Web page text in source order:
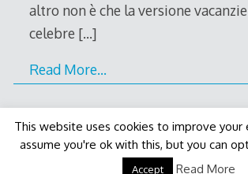
altro non è che la versione
celebre […]
Read More…
Decode Themeby Macho
This website uses cookies to improve
assume you're ok with this, but you can
Accept Read More